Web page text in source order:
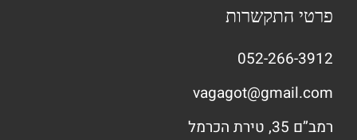
פרטי התקשרות
052-266-3912
vagagot@gmail.com
רמב”ם 35, טירת הכרמל